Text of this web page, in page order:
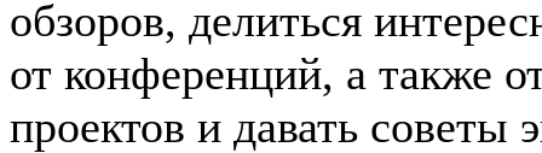
обзоров, делиться
от конференций, а также
проектов и давать советы